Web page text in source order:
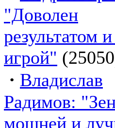
"Доволен
результатом
игрой"
· Владислав
Радимов:
мощней и